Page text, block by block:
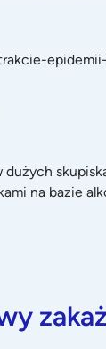
na bazie